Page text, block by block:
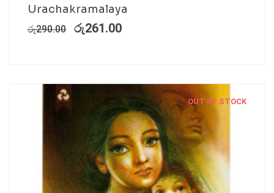
Urachakramalaya
රු290.00 රු261.00
OUT OF STOCK